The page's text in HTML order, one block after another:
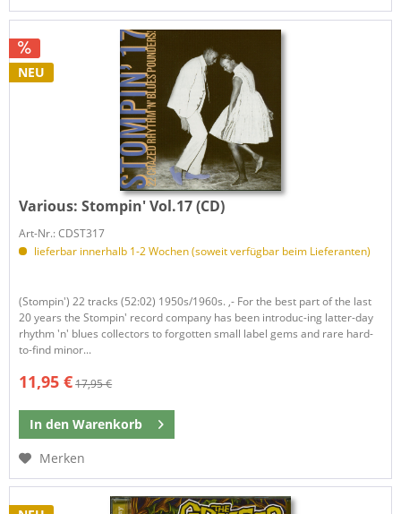
NEU
Various:Stompin' Vol.17 (CD)
Art-Nr.: CDST317
lieferbar innerhalb 1-2 Wochen (soweit verfügbar beim Lieferanten)
(Stompin') 22 tracks (52:02) 1950s/1960s. ,- For the best part of the last
20 years the Stompin' record company has been introduc-ing latter-day
rhythm 'n' blues collectors to forgotten small label gems and rare hard-
to-find minor...
11,95 €17,95 €
In den Warenkorb
Merken